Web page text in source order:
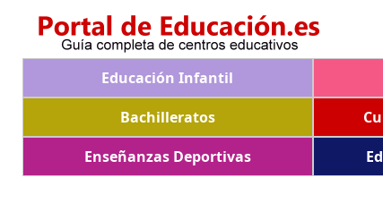
Educación Infantil
Bachilleratos
Enseñanzas Deportivas